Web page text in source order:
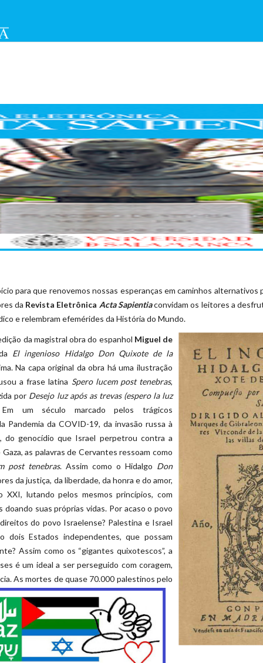
para que renovemos nossas esperanças em caminhos alternativos
da Revista Eletrônica Acta Sapientiaconvidam os leitores a
e relembram efemérides da História do Mundo.
da magistral obra do espanhol Miguel de
El ingenioso Hidalgo Don Quixote de la
Na capa original da obra há uma ilustração
a frase latina Spero lucem post tenebras,
por Desejo luz após as trevas (espero la luz
um século marcado pelos trágicos
Pandemia da COVID-19, da invasão russa à
do genocídio que Israel perpetrou contra a
as palavras de Cervantes ressoam como
post tenebras. Assim como o Hidalgo Don
da justiça, da liberdade, da honra e do amor,
XXI, lutando pelos mesmos princípios, com
suas próprias vidas. Por acaso o povo
do povo Israelense? Palestina e Israel
dois Estados independentes, que possam
Assim como os “gigantes quixotescos”, a
é um ideal a ser perseguido com coragem,
As mortes de quase 70.000 palestinos pelo